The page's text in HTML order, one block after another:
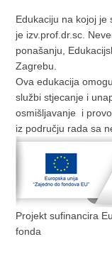
Edukaciju na kojoj
je izv.prof.dr.sc.
ponašanju,
Zagrebu.
Ova edukacija
službi stjecanje i
osmišljavanje i
iz području rada sa
Projekt sufinancira
fonda